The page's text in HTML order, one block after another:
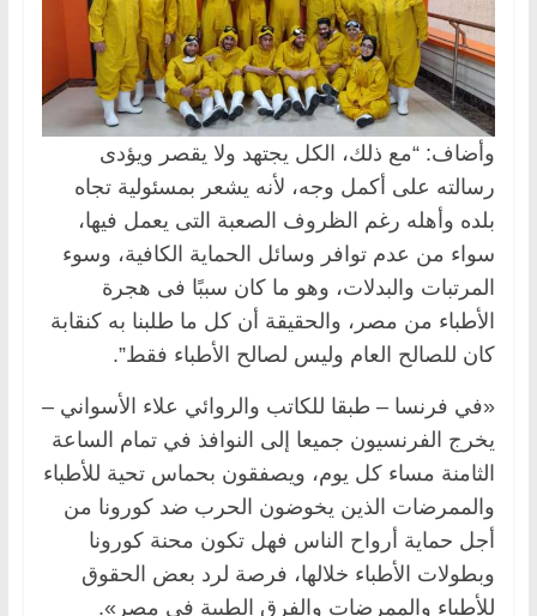
وأضاف: “مع ذلك، الكل يجتهد ولا يقصر ويؤدى
رسالته على أكمل وجه، لأنه يشعر بمسئولية تجاه
بلده وأهله رغم الظروف الصعبة التى يعمل فيها،
سواء من عدم توافر وسائل الحماية الكافية، وسوء
المرتبات والبدلات، وهو ما كان سببًا فى هجرة
الأطباء من مصر، والحقيقة أن كل ما طلبنا به كنقابة
كان للصالح العام وليس لصالح الأطباء فقط”.
«في فرنسا – طبقا للكاتب والروائي علاء الأسواني –
يخرج الفرنسيون جميعا إلى النوافذ في تمام الساعة
الثامنة مساء كل يوم، ويصفقون بحماس تحية للأطباء
والممرضات الذين يخوضون الحرب ضد كورونا من
أجل حماية أرواح الناس فهل تكون محنة كورونا
وبطولات الأطباء خلالها، فرصة لرد بعض الحقوق
للأطباء والممرضات والفرق الطبية في مصر».